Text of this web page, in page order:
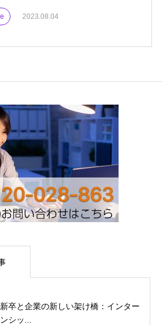
2023.08.04
新卒と企業の新しい架け橋：インター
ンシッ...